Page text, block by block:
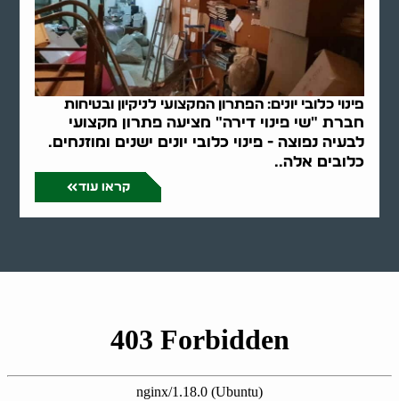
פינוי כלובי יונים: הפתרון המקצועי לניקיון ובטיחות
חברת "שי פינוי דירה" מציעה פתרון מקצועי
לבעיה נפוצה - פינוי כלובי יונים ישנים ומוזנחים.
כלובים אלה..
קראו עוד